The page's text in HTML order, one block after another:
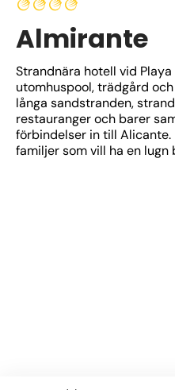
Almirante
Strandnära hotell vid
utomhuspool, trädgård
långa sandstranden,
restauranger och barer
förbindelser in till Alicante.
familjer som vill ha en lugn